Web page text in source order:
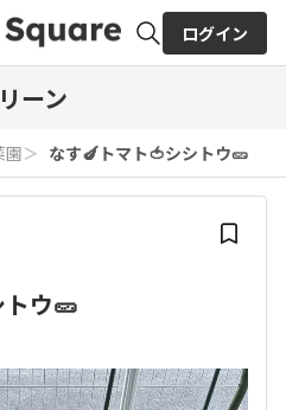
検索
ログイン
ーン
園＞ なす🍆トマト🍅シシトウ🥒
ウ🥒